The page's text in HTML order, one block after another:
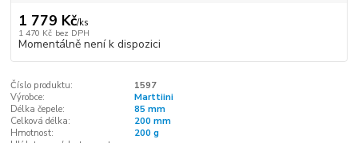
1 779 Kč/ks
1 470 Kč bez DPH
Momentálně není k dispozici
Číslo produktu:
1597
Výrobce:
Marttiini
Délka čepele:
85 mm
Celková délka:
200 mm
Hmotnost:
200 g